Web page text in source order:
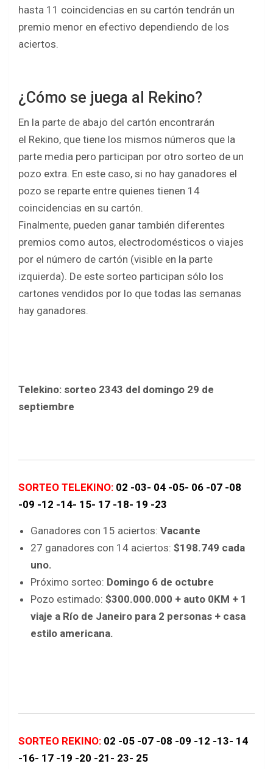
hasta 11 coincidencias en su cartón tendrán un
premio menor en efectivo dependiendo de los
aciertos.
¿Cómo se juega al Rekino?
En la parte de abajo del cartón encontrarán
el Rekino, que tiene los mismos números que la
parte media pero participan por otro sorteo de un
pozo extra. En este caso, si no hay ganadores el
pozo se reparte entre quienes tienen 14
coincidencias en su cartón.
Finalmente, pueden ganar también diferentes
premios como autos, electrodomésticos o viajes
por el número de cartón (visible en la parte
izquierda). De este sorteo participan sólo los
cartones vendidos por lo que todas las semanas
hay ganadores.
Telekino: sorteo 2343 del domingo 29 de
septiembre
SORTEO TELEKINO: 02 -03- 04 -05- 06 -07 -08
-09 -12 -14- 15- 17 -18- 19 -23
Ganadores con 15 aciertos: Vacante
27 ganadores con 14 aciertos: $198.749 cada
uno.
Próximo sorteo: Domingo 6 de octubre
Pozo estimado: $300.000.000 + auto 0KM + 1
viaje a Río de Janeiro para 2 personas + casa
estilo americana.
SORTEO REKINO: 02 -05 -07 -08 -09 -12 -13- 14
-16- 17 -19 -20 -21- 23- 25